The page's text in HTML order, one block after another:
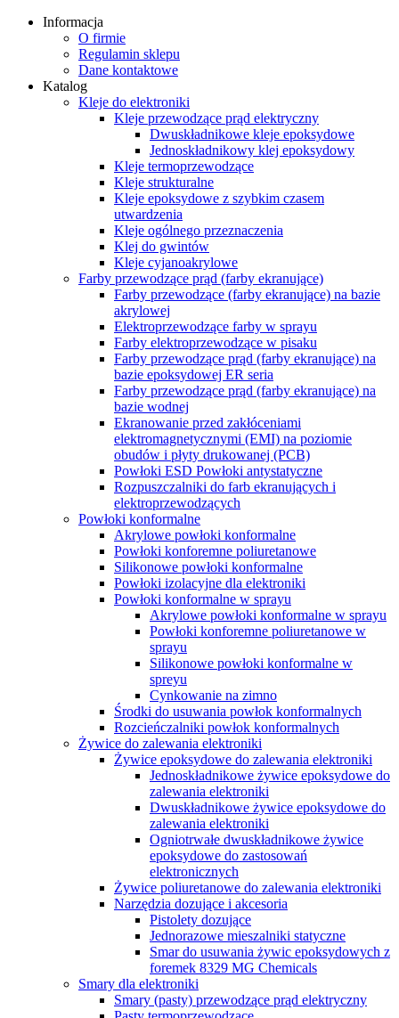
Informacja
O firmie
Regulamin sklepu
Dane kontaktowe
Katalog
Kleje do elektroniki
Kleje przewodzące prąd elektryczny
Dwuskładnikowe kleje epoksydowe
Jednoskładnikowy klej epoksydowy
Kleje termoprzewodzące
Kleje strukturalne
Kleje epoksydowe z szybkim czasem
utwardzenia
Kleje ogólnego przeznaczenia
Klej do gwintów
Kleje cyjanoakrylowe
Farby przewodzące prąd (farby ekranujące)
Farby przewodzące (farby ekranujące) na bazie
akrylowej
Elektroprzewodzące farby w sprayu
Farby elektroprzewodzące w pisaku
Farby przewodzące prąd (farby ekranujące) na
bazie epoksydowej ER seria
Farby przewodzące prąd (farby ekranujące) na
bazie wodnej
Ekranowanie przed zakłóceniami
elektromagnetycznymi (EMI) na poziomie
obudów i płyty drukowanej (PCB)
Powłoki ESD Powłoki antystatyczne
Rozpuszczalniki do farb ekranujących i
elektroprzewodzących
Powłoki konformalne
Akrylowe powłoki konformalne
Powłoki konforemne poliuretanowe
Silikonowe powłoki konformalne
Powłoki izolacyjne dla elektroniki
Powłoki konformalne w sprayu
Akrylowe powłoki konformalne w sprayu
Powłoki konforemne poliuretanowe w
sprayu
Silikonowe powłoki konformalne w
spreyu
Cynkowanie na zimno
Środki do usuwania powłok konformalnych
Rozcieńczalniki powłok konformalnych
Żywice do zalewania elektroniki
Żywice epoksydowe do zalewania elektroniki
Jednoskładnikowe żywice epoksydowe do
zalewania elektroniki
Dwuskładnikowe żywice epoksydowe do
zalewania elektroniki
Ogniotrwałe dwuskładnikowe żywice
epoksydowe do zastosowań
elektronicznych
Żywice poliuretanowe do zalewania elektroniki
Narzędzia dozujące i akcesoria
Pistolety dozujące
Jednorazowe mieszalniki statyczne
Smar do usuwania żywic epoksydowych z
foremek 8329 MG Chemicals
Smary dla elektroniki
Smary (pasty) przewodzące prąd elektryczny